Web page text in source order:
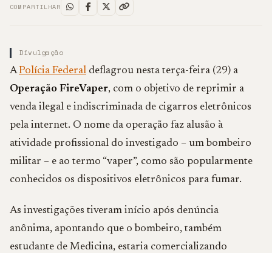
COMPARTILHAR
Divulgação
APolícia Federal deflagrou nesta terça-feira (29) a
Operação FireVaper, com o objetivo de reprimir a
venda ilegal e indiscriminada de cigarros eletrônicos
pela internet. O nome da operação faz alusão à
atividade profissional do investigado – um bombeiro
militar – e ao termo “vaper”, como são popularmente
conhecidos os dispositivos eletrônicos para fumar.
As investigações tiveram início após denúncia
anônima, apontando que o bombeiro, também
estudante de Medicina, estaria comercializando